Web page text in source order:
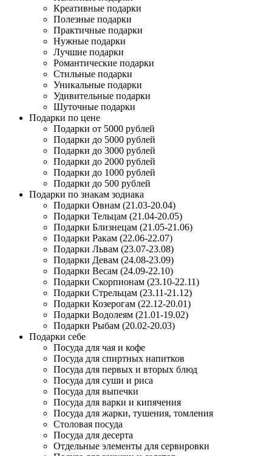
Креативные подарки
Полезные подарки
Практичные подарки
Нужные подарки
Лучшие подарки
Романтические подарки
Стильные подарки
Уникальные подарки
Удивительные подарки
Шуточные подарки
Подарки по цене
Подарки от 5000 рублей
Подарки до 5000 рублей
Подарки до 3000 рублей
Подарки до 2000 рублей
Подарки до 1000 рублей
Подарки до 500 рублей
Подарки по знакам зодиака
Подарки Овнам (21.03-20.04)
Подарки Тельцам (21.04-20.05)
Подарки Близнецам (21.05-21.06)
Подарки Ракам (22.06-22.07)
Подарки Львам (23.07-23.08)
Подарки Девам (24.08-23.09)
Подарки Весам (24.09-22.10)
Подарки Скорпионам (23.10-22.11)
Подарки Стрельцам (23.11-21.12)
Подарки Козерогам (22.12-20.01)
Подарки Водолеям (21.01-19.02)
Подарки Рыбам (20.02-20.03)
Подарки себе
Посуда для чая и кофе
Посуда для спиртных напитков
Посуда для первых и вторых блюд
Посуда для суши и риса
Посуда для выпечки
Посуда для варки и кипячения
Посуда для жарки, тушения, томления
Столовая посуда
Посуда для десерта
Отдельные элементы для сервировки